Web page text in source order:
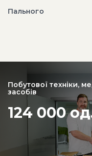
Пального
Побутової техніки,
засобів
124 000